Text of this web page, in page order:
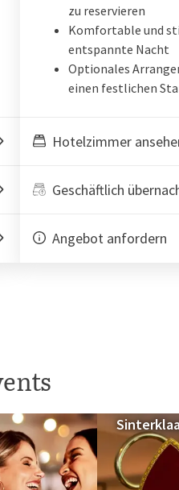
zu reservieren
Komfortable und
entspannte Nacht
Optionales
einen festlichen
Hotelzimmer
Geschäftlich
Angebot anfordern